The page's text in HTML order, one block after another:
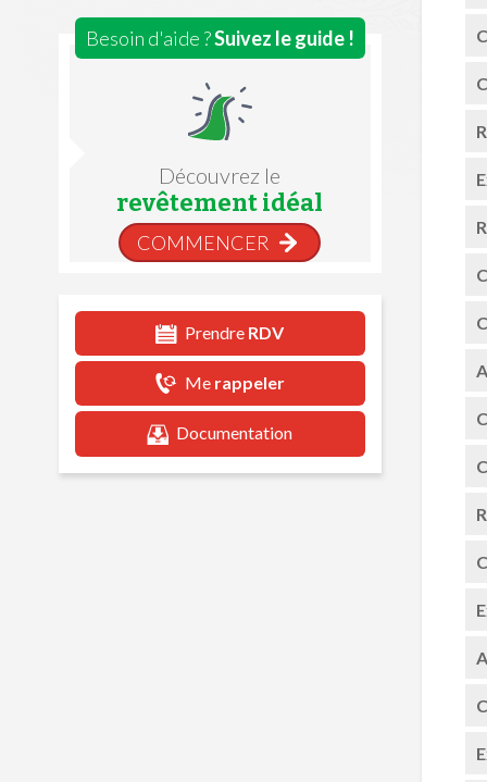
Besoin d'aide ?Suivez le guide !
Découvrez le
revêtement idéal
COMMENCER
Prendre RDV
Me rappeler
Documentation